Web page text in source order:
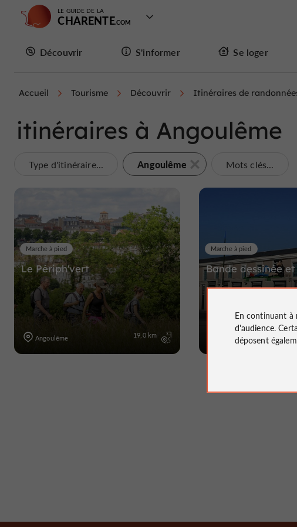
LE GUIDE DE LA
CHARENTE
Découvrir S'informer Se loger
Accueil Tourisme Découvrir Itinéraires de
itinéraires à Angoulême
Type d'itinéraire... Angoulême Mots clés...
Le Périph'vert
Marche à pied
Angoulême 19,0 km
Bande dessinée
Marche à pied
Angoulême
En continuant à
d'audience.
déposent